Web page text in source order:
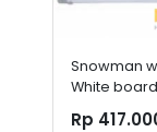
Snowman
White board
Rp